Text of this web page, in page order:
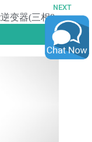
NEXT
储能逆变器(三相8-12kW)